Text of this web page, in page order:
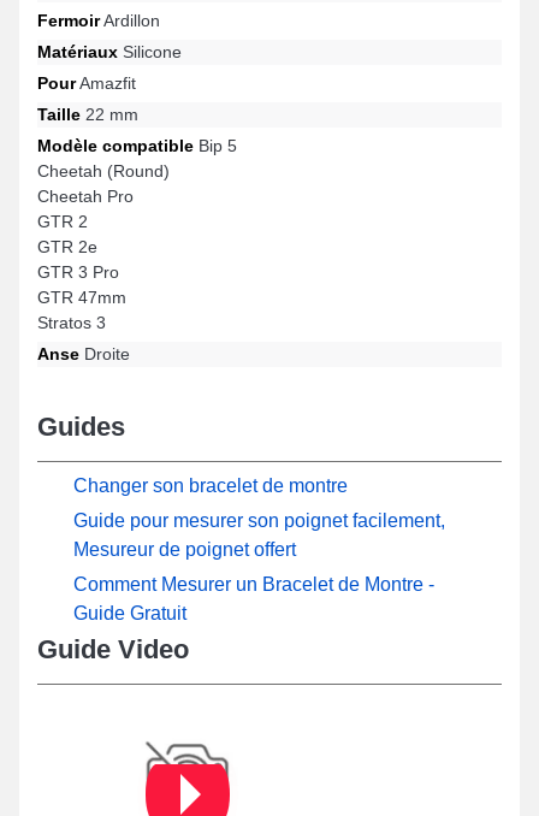
FermoirArdillon
Matériaux Silicone
PourAmazfit
Taille 22 mm
Modèle compatible Bip 5
Cheetah (Round)
Cheetah Pro
GTR 2
GTR 2e
GTR 3 Pro
GTR 47mm
Stratos 3
Anse Droite
Guides
Changer son bracelet de montre
Guide pour mesurer son poignet facilement,
Mesureur de poignet offert
Comment Mesurer un Bracelet de Montre -
Guide Gratuit
Guide Video